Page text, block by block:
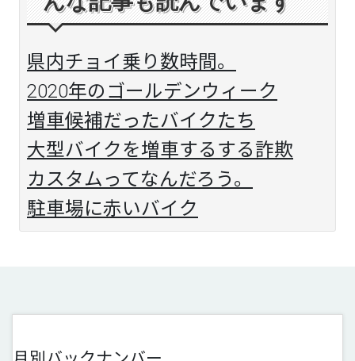
県内チョイ乗り数時間。
2020年のゴールデンウィーク
増車候補だったバイクたち
大型バイクを増車するする詐欺
カスタムってなんだろう。
駐車場に赤いバイク